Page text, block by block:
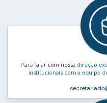
Para falar com nossa direção
institucionais com a equipe
secretariado